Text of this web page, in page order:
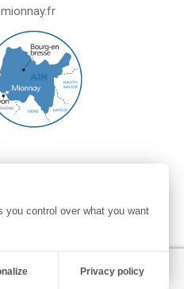
et de 13h30 à 16h30
deux de 8h30 à 12h
Mentions légales
et cookies
Plan du site
control over what you want
Privacy policy